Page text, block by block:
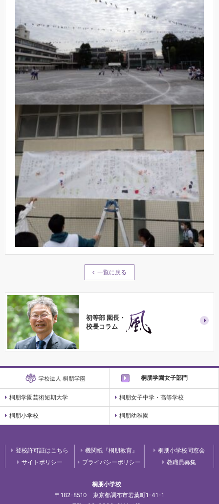
一覧に戻る
初等部 園長・
校長コラム
桐朋学園女子部門
桐朋学園芸術短期大学 桐朋女子中学・高等学校
桐朋小学校 桐朋幼稚園
桐朋小学校
〒182-8510 東京都調布市若葉町1-41-1
登校許可証はこちら 機関紙『桐朋教育』
桐朋小学校同窓会
サイトポリシー
プライバシーポリシー 教職員募集